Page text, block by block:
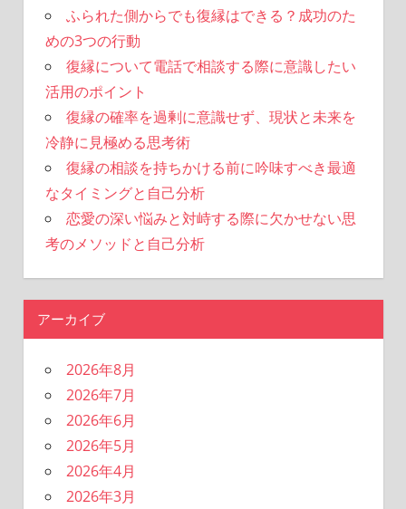
ふられた側からでも復縁はできる？成功のた
めの3つの行動
復縁について電話で相談する際に意識したい
活用のポイント
復縁の確率を過剰に意識せず、現状と未来を
冷静に見極める思考術
復縁の相談を持ちかける前に吟味すべき最適
なタイミングと自己分析
恋愛の深い悩みと対峙する際に欠かせない思
考のメソッドと自己分析
アーカイブ
2026年8月
2026年7月
2026年6月
2026年5月
2026年4月
2026年3月